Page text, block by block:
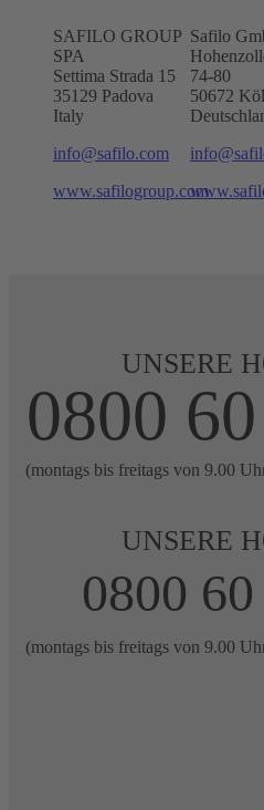
SAFILO GROUP
SPA
Settima Strada 15
35129 Padova
Italy
info@safilo.com
www.safilogroup.com
Safilo
74-80
50672
UNSERE
0800
(montags bis freitags von 9.00
UNSERE
0800
(montags bis freitags von 9.00